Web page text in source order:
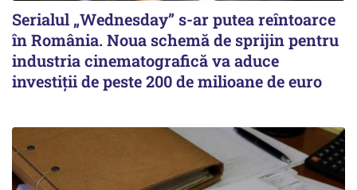
Serialul „Wednesday” s-ar putea reîntoarce
în România. Noua schemă de sprijin pentru
industria cinematografică va aduce
investiții de peste 200 de milioane de euro